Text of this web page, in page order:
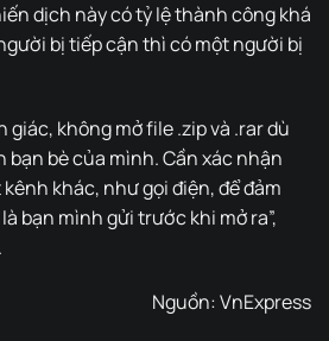
dịch này có tỷ lệ thành công khá
bị tiếp cận thì có một người bị
giác, không mở file .zip và .rar dù
bạn bè của mình. Cần xác nhận
khác, như gọi điện, để đảm
bạn mình gửi trước khi mở ra”,
Nguồn:VnExpress